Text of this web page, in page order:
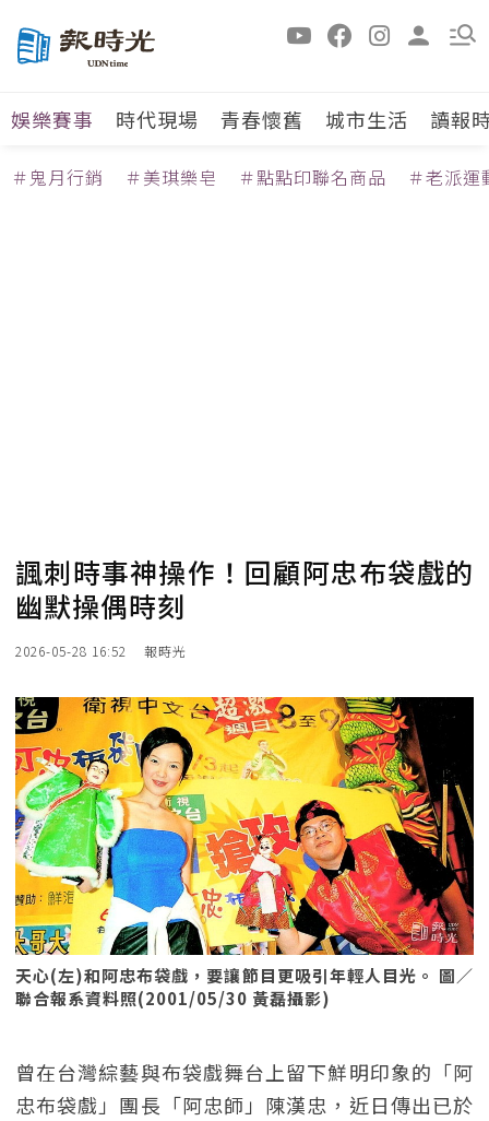
娛樂賽事 時代現場 青春懷舊 城市生活 讀報
＃鬼月行銷 ＃美琪樂皂 ＃點點印聯名商品 ＃老派運
諷刺時事神操作！回顧阿忠布袋戲的
幽默操偶時刻
2026-05-28 16:52 報時光
天心(左)和阿忠布袋戲，要讓節目更吸引年輕人目光。 圖／
聯合報系資料照(2001/05/30 黃磊攝影)
曾在台灣綜藝與布袋戲舞台上留下鮮明印象的「阿
忠布袋戲」團長「阿忠師」陳漢忠，近日傳出已於